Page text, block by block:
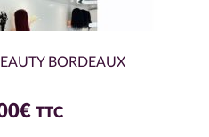
BORDEAUX
€ TTC